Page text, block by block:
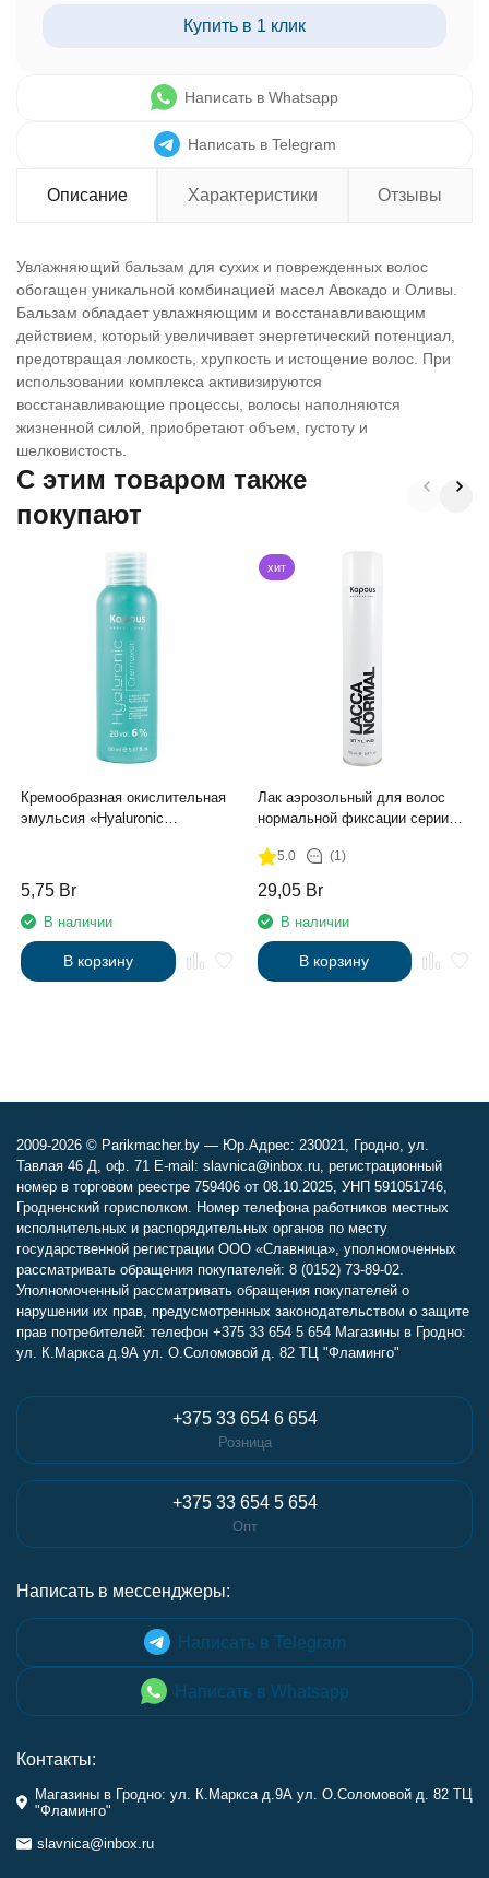
Купить в 1 клик
Написать в Whatsapp
Написать в Telegram
Описание Характеристики Отзывы
Увлажняющий бальзам для сухих и поврежденных волос
обогащен уникальной комбинацией масел Авокадо и Оливы.
Бальзам обладает увлажняющим и восстанавливающим
действием, который увеличивает энергетический потенциал,
предотвращая ломкость, хрупкость и истощение волос. При
использовании комплекса активизируются
восстанавливающие процессы, волосы наполняются
жизненной силой, приобретают объем, густоту и
шелковистость.
C этим товаром также
покупают
Кремообразная окислительная
эмульсия «Hyaluronic
5,75 Br
В наличии
В корзину
хит
Лак аэрозольный для волос
нормальной фиксации серии
5.0 (1)
29,05 Br
В наличии
В корзину
2009-2026 © Parikmacher.by — Юр.Адрес: 230021, Гродно, ул.
Тавлая 46 Д, оф. 71 E-mail: slavnica@inbox.ru, регистрационный
номер в торговом реестре 759406 от 08.10.2025, УНП 591051746,
Гродненский горисполком. Номер телефона работников местных
исполнительных и распорядительных органов по месту
государственной регистрации ООО «Славница», уполномоченных
рассматривать обращения покупателей: 8 (0152) 73-89-02.
Уполномоченный рассматривать обращения покупателей о
нарушении их прав, предусмотренных законодательством о защите
прав потребителей: телефон +375 33 654 5 654 Магазины в Гродно:
ул. К.Маркса д.9А ул. О.Соломовой д. 82 ТЦ "Фламинго"
+375 33 654 6 654
Розница
+375 33 654 5 654
Опт
Написать в мессенджеры:
Написать в Telegram
Написать в Whatsapp
Контакты:
Магазины в Гродно: ул. К.Маркса д.9А ул. О.Соломовой д. 82 ТЦ
"Фламинго"
slavnica@inbox.ru